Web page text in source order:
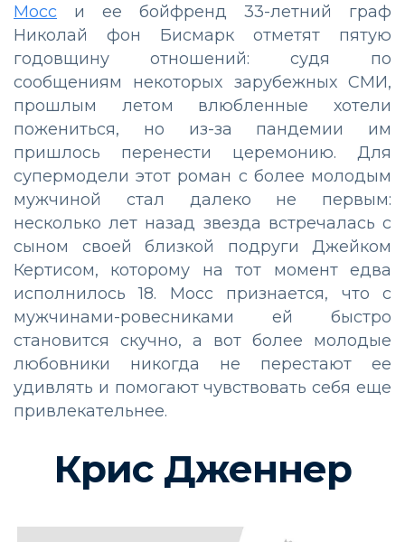
Мосс и ее бойфренд 33-летний граф
Николай фон Бисмарк отметят пятую
годовщину отношений: судя по
сообщениям некоторых зарубежных СМИ,
прошлым летом влюбленные хотели
пожениться, но из-за пандемии им
пришлось перенести церемонию. Для
супермодели этот роман с более молодым
мужчиной стал далеко не первым:
несколько лет назад звезда встречалась с
сыном своей близкой подруги Джейком
Кертисом, которому на тот момент едва
исполнилось 18. Мосс признается, что с
мужчинами-ровесниками ей быстро
становится скучно, а вот более молодые
любовники никогда не перестают ее
удивлять и помогают чувствовать себя еще
привлекательнее.
Крис Дженнер